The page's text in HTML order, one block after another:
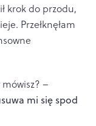
krok do przodu,
Przełknęłam
–
mi się spod